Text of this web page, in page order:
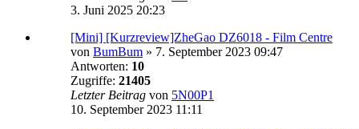
3. Juni 2025 20:23
[Mini] [Kurzreview]ZheGao DZ6018 - Film Centre
von BumBum » 7. September 2023 09:47
Antworten: 10
Zugriffe: 21405
Letzter Beitrag von 5N00P1
10. September 2023 11:11